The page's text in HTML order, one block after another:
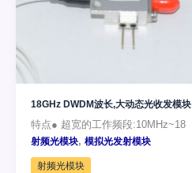
18GHz DWDM波长,大动态光收发模块
特点● 超宽的工作频段:10MHz~18
射频光模块, 模拟光发射模块
射频光模块